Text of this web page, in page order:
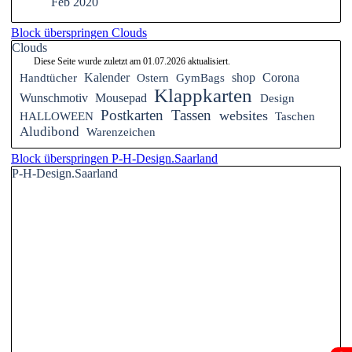
Block überspringen Clouds
Clouds
Handtücher Kalender Ostern GymBags shop Corona
Wunschmotiv Mousepad Klappkarten
Design
HALLOWEEN Postkarten Tassen websites Taschen
Aludibond Warenzeichen
Block überspringen P-H-Design.Saarland
P-H-Design.Saarland
Diese Seite wurde zuletzt am 01.07.2026 aktualisiert.